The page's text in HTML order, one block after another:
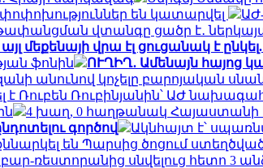
են կատարվել
վտանգը ցածր է․
մեքենայի վրա էլ ցուցանակ է
ֆոնին
ՈՒՂԻՂ․ Ամենայն հայոց
անունով կոչելը բարոյական
Ռուբեն Ռուբինյանին՝ ԱԺ
4 խաղ, 0 հաղթանակ Հայաստանի
գործով
Ակնհայտ է՝
են Պարսից ծոցում
բար-ռեստորանից սնվելուց հետո 3